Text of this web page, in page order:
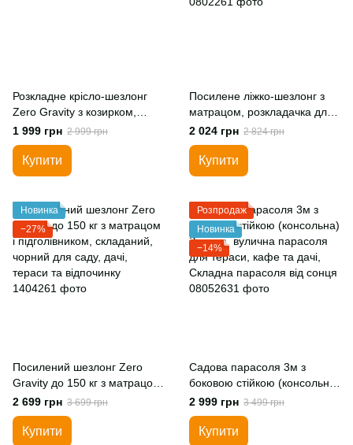
Розкладне крісло-шезлонг
Zero Gravity з козирком,
столиком та підстаканником,
до 120 кг
1 999 грн 2 999 грн
Купити
Посилене ліжко-шезлонг з
матрацом, розкладачка для
дому, до 130 кг, 200×70, для
дому, дачі та тераси
2 024 грн 2 824 грн
Купити
Новинка
−27%
Посилений шезлонг Zero
Gravity до 150 кг з матрацом
і підголівником, складаний,
чорний для саду, дачі,
тераси та відпочинку
2 699 грн 3 699 грн
Купити
Розпродаж
Новинка
−14%
Садова парасоля 3м з
боковою стійкою (консольна)
Зелена, вулична парасоля
для тераси, кафе та дачі,
Складна парасоля від сонця
2 999 грн 3 499 грн
Купити